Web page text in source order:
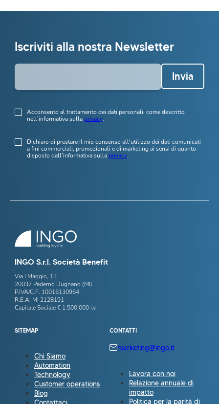
Iscriviti alla nostra Newsletter
Invia
Acconsento al trattamento dei dati personali, come descritto
nell’informativa sulla privacy.
Dichiaro di prestare il mio consenso all'utilizzo dei dati comunicati
a fini commerciali, promozionali e di marketing ai sensi di quanto
disposto dall’informativa sulla privacy.
INGO S.r.l. Società Benefit
Via I Maggio, 13
20037 Paderno Dugnano (MI)
P.IVA/C.F. 10016130964
R.E.A. MI 2128191
Capitale Sociale € 1.500.000 i.v.
SITEMAP
Chi Siamo
Automation
Technology
Customer operations
Blog
CONTATTI
marketing@ingo.it
Lavora con noi
Relazione annuale di
impatto
Politica per la parità di